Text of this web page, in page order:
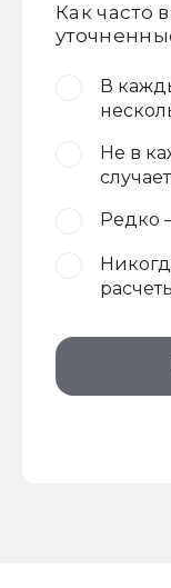
Как часто
В
Не в
Редко